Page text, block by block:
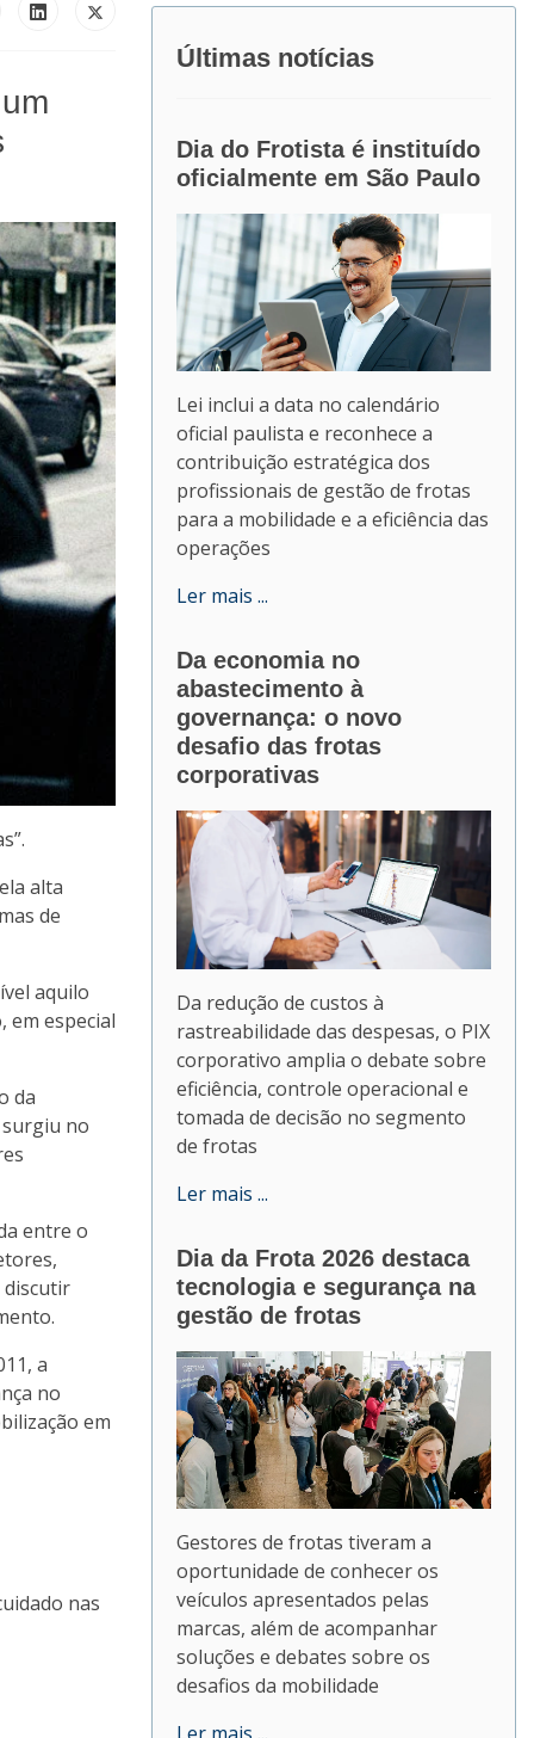
alta
de
aquilo
em especial
da
no
entre o
discutir
a
no
em
nas
Últimas notícias
Dia do Frotista é instituído
oficialmente em São Paulo
Lei inclui a data no calendário
oficial paulista e reconhece a
contribuição estratégica dos
profissionais de gestão de frotas
para a mobilidade e a eficiência das
operações
Ler mais ...
Da economia no
abastecimento à
governança: o novo
desafio das frotas
corporativas
Da redução de custos à
rastreabilidade das despesas, o PIX
corporativo amplia o debate sobre
eficiência, controle operacional e
tomada de decisão no segmento
de frotas
Ler mais ...
Dia da Frota 2026 destaca
tecnologia e segurança na
gestão de frotas
Gestores de frotas tiveram a
oportunidade de conhecer os
veículos apresentados pelas
marcas, além de acompanhar
soluções e debates sobre os
desafios da mobilidade